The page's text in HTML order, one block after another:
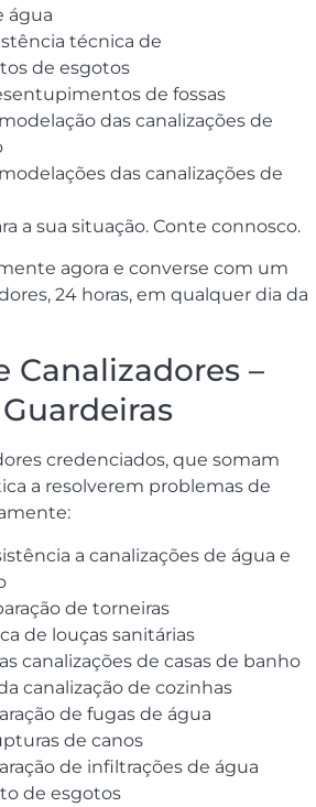
água
técnica de
de esgotos
de fossas
das canalizações de
das canalizações de
a sua situação. Conte connosco.
agora e converse com um
24 horas, em qualquer dia da
Canalizadores –
credenciados, que somam
a resolverem problemas de
a canalizações de água e
de torneiras
de louças sanitárias
canalizações de casas de banho
canalização de cozinhas
de fugas de água
de canos
de infiltrações de água
de esgotos